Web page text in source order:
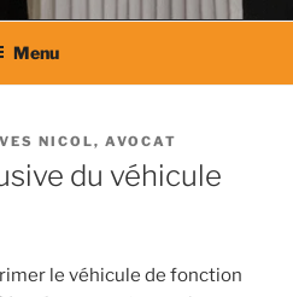
Menu
NICOL, AVOCAT
du véhicule
le véhicule de fonction